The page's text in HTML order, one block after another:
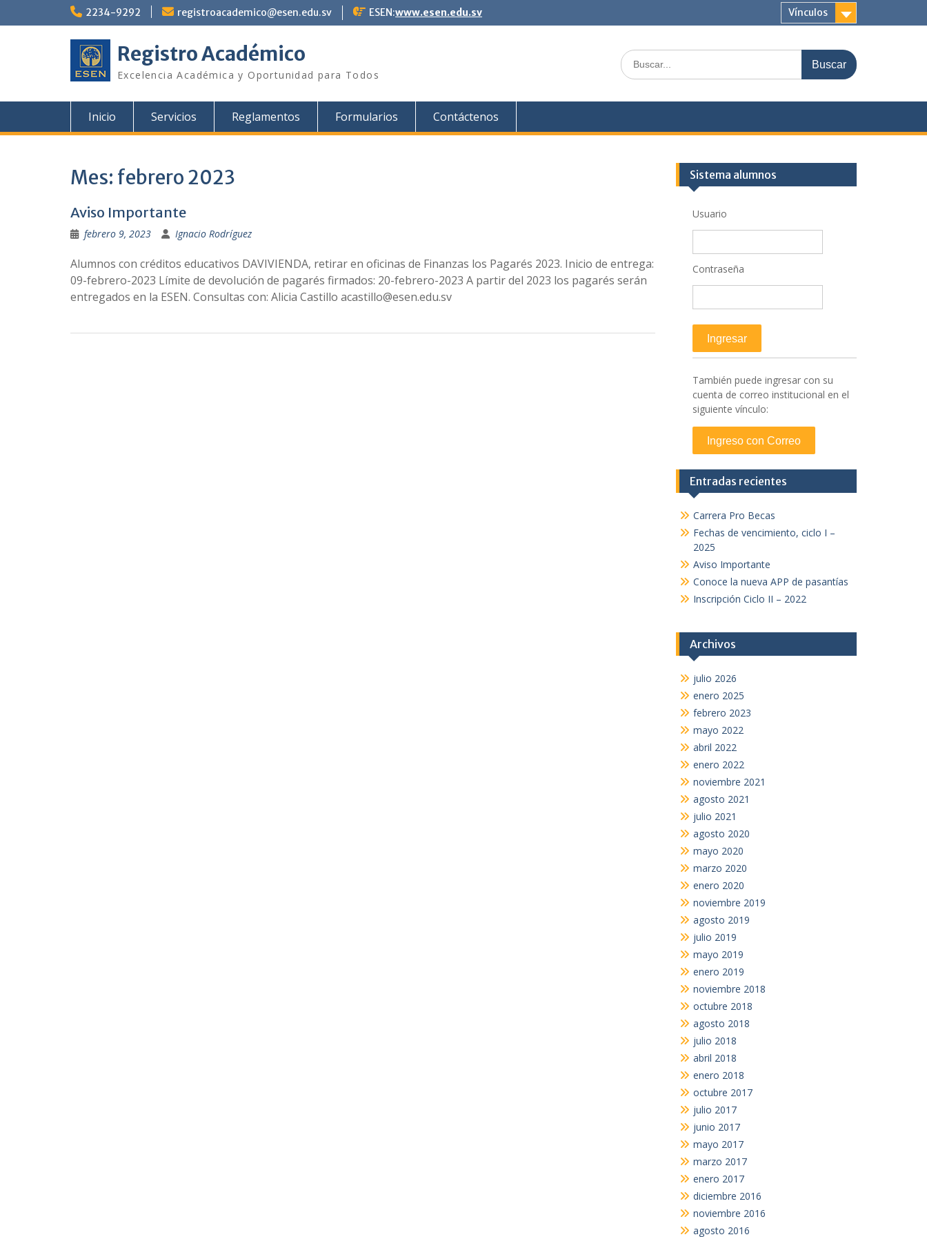
2234-9292 registroacademico@esen.edu.sv ESEN:www.esen.edu.sv Vínculos
Registro Académico
Excelencia Académica y Oportunidad para Todos
Buscar:
Inicio Servicios Reglamentos Formularios Contáctenos
Mes: febrero 2023
Aviso Importante
febrero 9, 2023 Ignacio Rodríguez
Alumnos con créditos educativos DAVIVIENDA, retirar en oficinas de Finanzas los Pagarés 2023. Inicio de entrega:
09-febrero-2023 Límite de devolución de pagarés firmados: 20-febrero-2023 A partir del 2023 los pagarés serán
entregados en la ESEN. Consultas con: Alicia Castillo acastillo@esen.edu.sv
Sistema alumnos
Usuario
Contraseña
También puede ingresar con su
cuenta de correo institucional en el
siguiente vínculo:
Entradas recientes
Carrera Pro Becas
Fechas de vencimiento, ciclo I –
2025
Aviso Importante
Conoce la nueva APP de pasantías
Inscripción Ciclo II – 2022
Archivos
julio 2026
enero 2025
febrero 2023
mayo 2022
abril 2022
enero 2022
noviembre 2021
agosto 2021
julio 2021
agosto 2020
mayo 2020
marzo 2020
enero 2020
noviembre 2019
agosto 2019
julio 2019
mayo 2019
enero 2019
noviembre 2018
octubre 2018
agosto 2018
julio 2018
abril 2018
enero 2018
octubre 2017
julio 2017
junio 2017
mayo 2017
marzo 2017
enero 2017
diciembre 2016
noviembre 2016
agosto 2016